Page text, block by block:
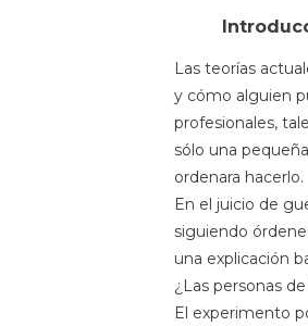
Las teorías
y cómo alguien
profesionales,
sólo una
ordenara hacerlo.
En el juicio de
siguiendo
una explicación
¿Las personas
El experimento